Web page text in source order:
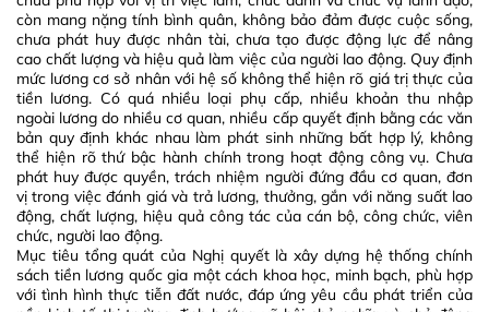
còn mang nặng tính bình quân, không bảo đảm được cuộc sống,
chưa phát huy được nhân tài, chưa tạo được động lực để nâng
cao chất lượng và hiệu quả làm việc của người lao động. Quy định
mức lương cơ sở nhân với hệ số không thể hiện rõ giá trị thực của
tiền lương. Có quá nhiều loại phụ cấp, nhiều khoản thu nhập
ngoài lương do nhiều cơ quan, nhiều cấp quyết định bằng các văn
bản quy định khác nhau làm phát sinh những bất hợp lý, không
thể hiện rõ thứ bậc hành chính trong hoạt động công vụ. Chưa
phát huy được quyền, trách nhiệm người đứng đầu cơ quan, đơn
vị trong việc đánh giá và trả lương, thưởng, gắn với năng suất lao
động, chất lượng, hiệu quả công tác của cán bộ, công chức, viên
chức, người lao động.
Mục tiêu tổng quát của Nghị quyết là xây dựng hệ thống chính
sách tiền lương quốc gia một cách khoa học, minh bạch, phù hợp
với tình hình thực tiễn đất nước, đáp ứng yêu cầu phát triển của